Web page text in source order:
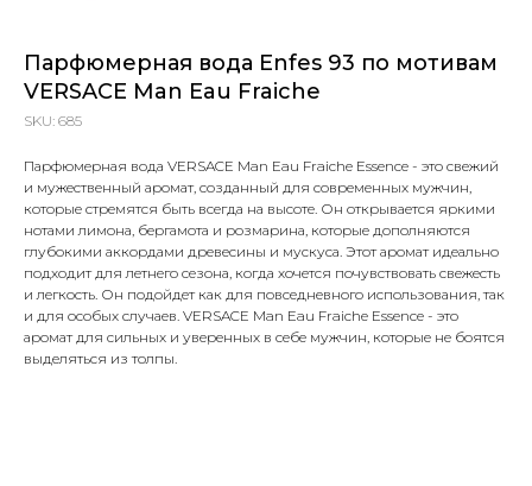
Парфюмерная вода Enfes 93 по мотивам
VERSACE Man Eau Fraiche
SKU: 685
Парфюмерная вода VERSACE Man Eau Fraiche Essence - это свежий
и мужественный аромат, созданный для современных мужчин,
которые стремятся быть всегда на высоте. Он открывается яркими
нотами лимона, бергамота и розмарина, которые дополняются
глубокими аккордами древесины и мускуса. Этот аромат идеально
подходит для летнего сезона, когда хочется почувствовать свежесть
и легкость. Он подойдет как для повседневного использования, так
и для особых случаев. VERSACE Man Eau Fraiche Essence - это
аромат для сильных и уверенных в себе мужчин, которые не боятся
выделяться из толпы.